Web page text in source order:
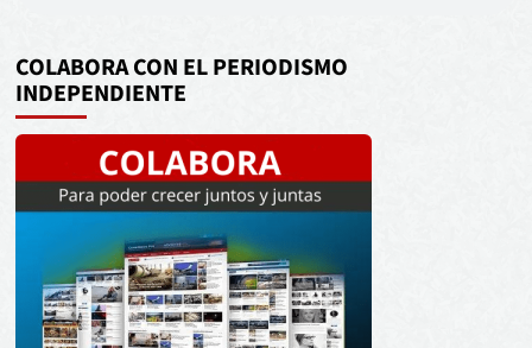
COLABORA CON EL PERIODISMO
INDEPENDIENTE